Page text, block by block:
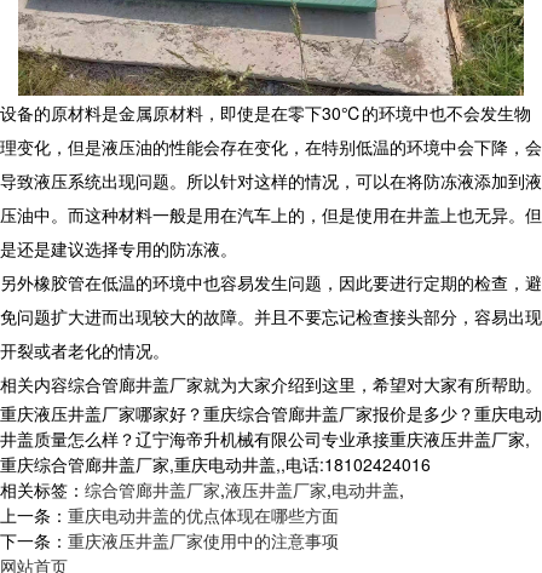
设备的原材料是金属原材料，即使是在零下30℃的环境中也不会发生物
理变化，但是液压油的性能会存在变化，在特别低温的环境中会下降，会
导致液压系统出现问题。所以针对这样的情况，可以在将防冻液添加到液
压油中。而这种材料一般是用在汽车上的，但是使用在井盖上也无异。但
是还是建议选择专用的防冻液。
另外橡胶管在低温的环境中也容易发生问题，因此要进行定期的检查，避
免问题扩大进而出现较大的故障。并且不要忘记检查接头部分，容易出现
开裂或者老化的情况。
相关内容综合管廊井盖厂家就为大家介绍到这里，希望对大家有所帮助。
重庆液压井盖厂家哪家好？重庆综合管廊井盖厂家报价是多少？重庆电动
井盖质量怎么样？辽宁海帝升机械有限公司专业承接重庆液压井盖厂家,
重庆综合管廊井盖厂家,重庆电动井盖,,电话:18102424016
相关标签： 综合管廊井盖厂家,液压井盖厂家,电动井盖,
上一条： 重庆电动井盖的优点体现在哪些方面
下一条： 重庆液压井盖厂家使用中的注意事项
网站首页